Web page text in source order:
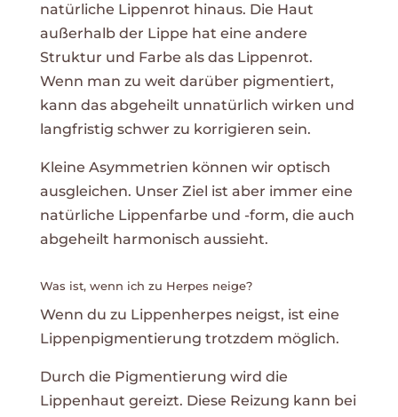
natürliche Lippenrot hinaus. Die Haut
außerhalb der Lippe hat eine andere
Struktur und Farbe als das Lippenrot.
Wenn man zu weit darüber pigmentiert,
kann das abgeheilt unnatürlich wirken und
langfristig schwer zu korrigieren sein.
Kleine Asymmetrien können wir optisch
ausgleichen. Unser Ziel ist aber immer eine
natürliche Lippenfarbe und -form, die auch
abgeheilt harmonisch aussieht.
Was ist, wenn ich zu Herpes neige?
Wenn du zu Lippenherpes neigst, ist eine
Lippenpigmentierung trotzdem möglich.
Durch die Pigmentierung wird die
Lippenhaut gereizt. Diese Reizung kann bei